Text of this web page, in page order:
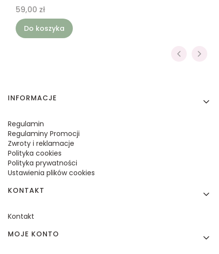
Cena
59,00 zł
Do koszyka
Linki w stopce
INFORMACJE
Regulamin
Regulaminy Promocji
Zwroty i reklamacje
Polityka cookies
Polityka prywatności
Ustawienia plików cookies
KONTAKT
Kontakt
MOJE KONTO